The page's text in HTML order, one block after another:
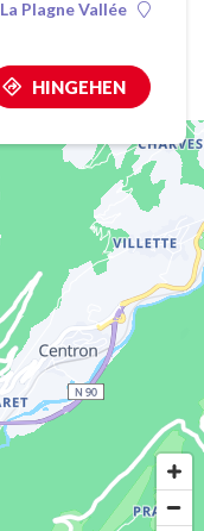
La Plagne Vallée
HINGEHEN